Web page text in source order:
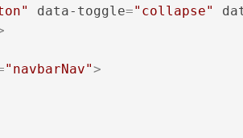
data-toggle="collapse"
"navbarNav">